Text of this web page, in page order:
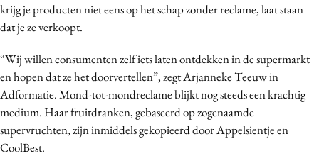
Effectiviteit
Gedragsverandering
Influencer marketing
Interne communicatie
Martech
Media
Merkstrategie
krijg je producten niet eens op het schap zonder reclame, laat staan
dat je ze verkoopt.
“Wij willen consumenten zelf iets laten ontdekken in de supermarkt
en hopen dat ze het doorvertellen”, zegt Arjanneke Teeuw in
Adformatie. Mond-tot-mondreclame blijkt nog steeds een krachtig
medium. Haar fruitdranken, gebaseerd op zogenaamde
supervruchten, zijn inmiddels gekopieerd door Appelsientje en
CoolBest.